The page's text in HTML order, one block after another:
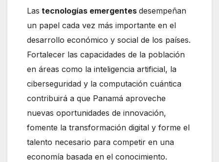
Las tecnologías emergentes desempeñan
un papel cada vez más importante en el
desarrollo económico y social de los países.
Fortalecer las capacidades de la población
en áreas como la inteligencia artificial, la
ciberseguridad y la computación cuántica
contribuirá a que Panamá aproveche
nuevas oportunidades de innovación,
fomente la transformación digital y forme el
talento necesario para competir en una
economía basada en el conocimiento.